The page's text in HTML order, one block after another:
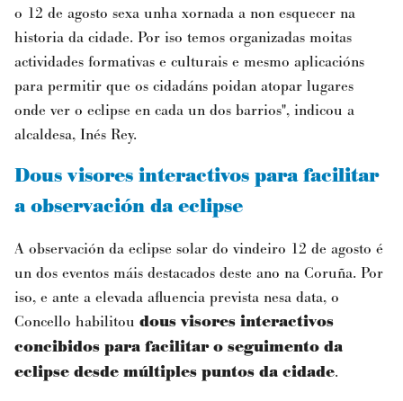
o 12 de agosto sexa unha xornada a non esquecer na
historia da cidade. Por iso temos organizadas moitas
actividades formativas e culturais e mesmo aplicacións
para permitir que os cidadáns poidan atopar lugares
onde ver o eclipse en cada un dos barrios", indicou a
alcaldesa, Inés Rey.
Dous visores interactivos para facilitar
a observación da eclipse
A observación da eclipse solar do vindeiro 12 de agosto é
un dos eventos máis destacados deste ano na Coruña. Por
iso, e ante a elevada afluencia prevista nesa data, o
Concello habilitou dous visores interactivos
concibidos para facilitar o seguimento da
eclipse desde múltiples puntos da cidade.